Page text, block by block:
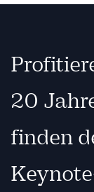
20
finden